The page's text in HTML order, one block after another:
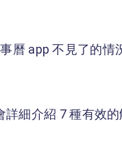
曆 app 不見了的情
細介紹 7 種有效的